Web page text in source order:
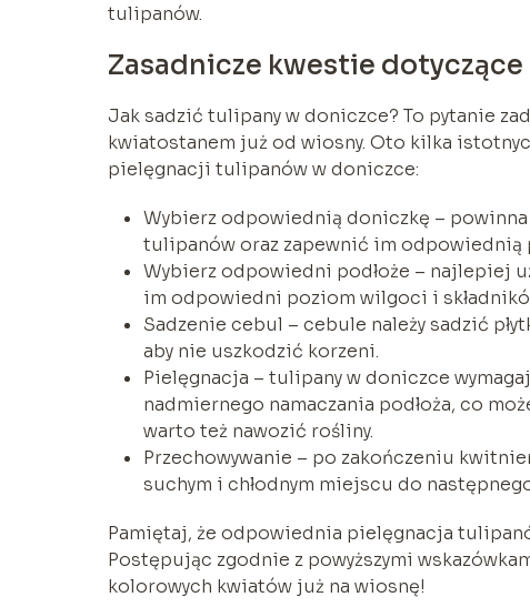
tulipanów.
Zasadnicze kwestie
Jak sadzić tulipany w doniczce? To pytanie
kwiatostanem już od wiosny. Oto kilka
pielęgnacji tulipanów w doniczce:
Wybierz odpowiednią doniczkę –
tulipanów oraz zapewnić im odpowiednią
Wybierz odpowiedni podłoże – najlepiej
im odpowiedni poziom wilgoci i
Sadzenie cebul – cebule należy sadzić
aby nie uszkodzić korzeni.
Pielęgnacja – tulipany w doniczce
nadmiernego namaczania podłoża, co
warto też nawozić rośliny.
Przechowywanie – po zakończeniu
suchym i chłodnym miejscu do
Pamiętaj, że odpowiednia pielęgnacja
Postępując zgodnie z powyższymi
kolorowych kwiatów już na wiosnę!